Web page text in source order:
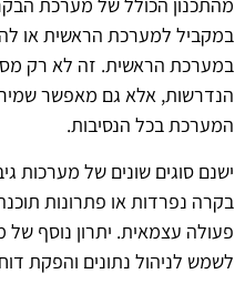
מהתכנון הכולל של מערכת
במקביל למערכת הראשית או
במערכת הראשית. זה לא רק
הנדרשות, אלא גם מאפשר
המערכת בכל הנסיבות.
ישנם סוגים שונים של מערכות
בקרה נפרדות או פתרונות
פעולה עצמאית. יתרון נוסף של
לשמש לניהול נתונים והפקת